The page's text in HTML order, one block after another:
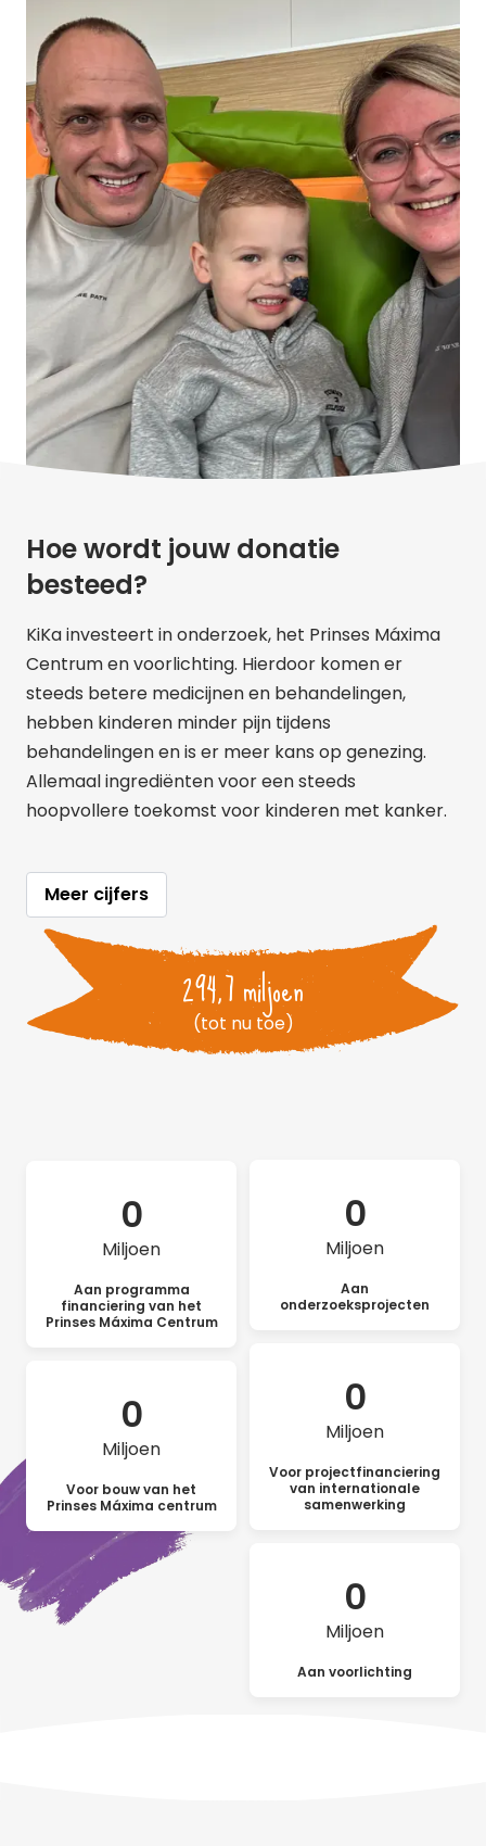
Hoe wordt jouw donatie
besteed?
KiKa investeert in onderzoek, het Prinses Máxima
Centrum en voorlichting. Hierdoor komen er
steeds betere medicijnen en behandelingen,
hebben kinderen minder pijn tijdens
behandelingen en is er meer kans op genezing.
Allemaal ingrediënten voor een steeds
hoopvollere toekomst voor kinderen met kanker.
Meer cijfers
294,7 miljoen
(tot nu toe)
0
Miljoen
Aan programma
financiering van het
Prinses Máxima Centrum
0
Miljoen
Voor bouw van het
Prinses Máxima centrum
0
Miljoen
Aan
onderzoeksprojecten
0
Miljoen
Voor projectfinanciering
van internationale
samenwerking
0
Miljoen
Aan voorlichting